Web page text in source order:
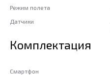
Режим полета
Датчики
Комплектация
Смартфон